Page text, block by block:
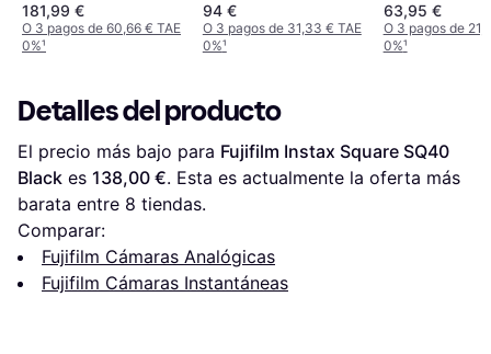
181,99 €
O 3 pagos de 60,66 € TAE
0%¹
94 €
O 3 pagos de 31,33 € TAE
0%¹
63,95 €
O 3 pagos de
0%¹
Detalles del producto
El precio más bajo para Fujifilm Instax Square SQ40
Black es 138,00 €. Esta es actualmente la oferta más
barata entre 8 tiendas.
Comparar:
Fujifilm Cámaras Analógicas
Fujifilm Cámaras Instantáneas